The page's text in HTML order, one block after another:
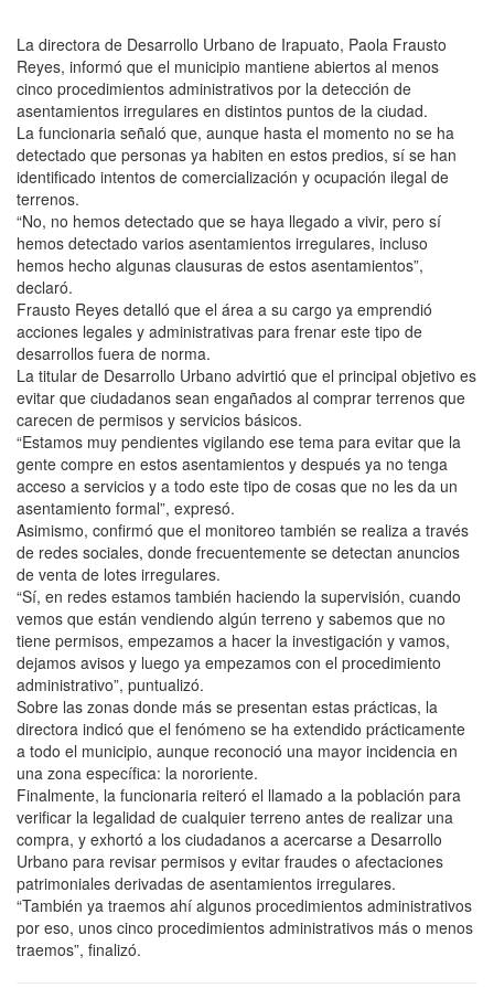
La directora de Desarrollo Urbano de Irapuato, Paola Frausto
Reyes, informó que el municipio mantiene abiertos al menos
cinco procedimientos administrativos por la detección de
asentamientos irregulares en distintos puntos de la ciudad.
La funcionaria señaló que, aunque hasta el momento no se ha
detectado que personas ya habiten en estos predios, sí se han
identificado intentos de comercialización y ocupación ilegal de
terrenos.
“No, no hemos detectado que se haya llegado a vivir, pero sí
hemos detectado varios asentamientos irregulares, incluso
hemos hecho algunas clausuras de estos asentamientos”,
declaró.
Frausto Reyes detalló que el área a su cargo ya emprendió
acciones legales y administrativas para frenar este tipo de
desarrollos fuera de norma.
La titular de Desarrollo Urbano advirtió que el principal objetivo es
evitar que ciudadanos sean engañados al comprar terrenos que
carecen de permisos y servicios básicos.
“Estamos muy pendientes vigilando ese tema para evitar que la
gente compre en estos asentamientos y después ya no tenga
acceso a servicios y a todo este tipo de cosas que no les da un
asentamiento formal”, expresó.
Asimismo, confirmó que el monitoreo también se realiza a través
de redes sociales, donde frecuentemente se detectan anuncios
de venta de lotes irregulares.
“Sí, en redes estamos también haciendo la supervisión, cuando
vemos que están vendiendo algún terreno y sabemos que no
tiene permisos, empezamos a hacer la investigación y vamos,
dejamos avisos y luego ya empezamos con el procedimiento
administrativo”, puntualizó.
Sobre las zonas donde más se presentan estas prácticas, la
directora indicó que el fenómeno se ha extendido prácticamente
a todo el municipio, aunque reconoció una mayor incidencia en
una zona específica: la nororiente.
Finalmente, la funcionaria reiteró el llamado a la población para
verificar la legalidad de cualquier terreno antes de realizar una
compra, y exhortó a los ciudadanos a acercarse a Desarrollo
Urbano para revisar permisos y evitar fraudes o afectaciones
patrimoniales derivadas de asentamientos irregulares.
“También ya traemos ahí algunos procedimientos administrativos
por eso, unos cinco procedimientos administrativos más o menos
traemos”, finalizó.